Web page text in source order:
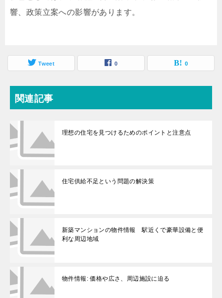
響、政策立案への影響があります。
Tweet 0 0
関連記事
理想の住宅を見つけるためのポイントと注意点
住宅供給不足という問題の解決策
新築マンションの物件情報 駅近くで豪華設備と便
利な周辺地域
物件情報: 価格や広さ、周辺施設に迫る